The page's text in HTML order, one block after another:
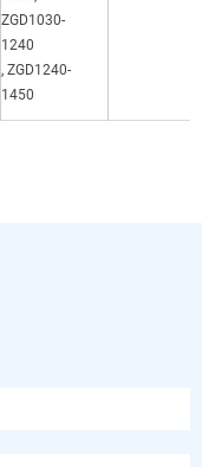
ZGD1030-
1240
, ZGD1240-
1450